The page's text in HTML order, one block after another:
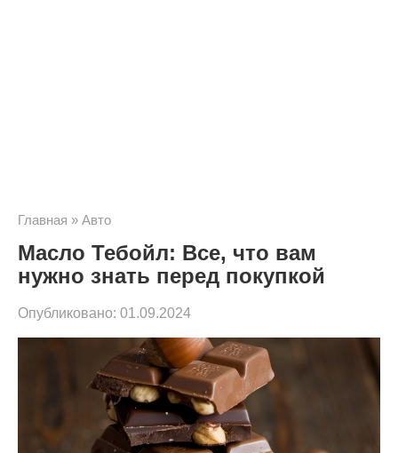
Главная » Авто
Масло Тебойл: Все, что вам
нужно знать перед покупкой
Опубликовано: 01.09.2024